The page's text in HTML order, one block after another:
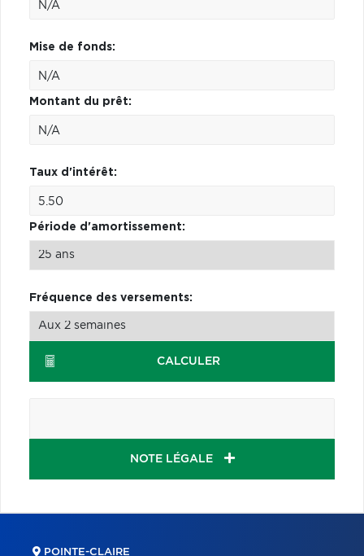
Mise de fonds:
Montant du prêt:
Taux d'intérêt:
Période d'amortissement:
Fréquence des versements:
CALCULER
NOTE LÉGALE
POINTE-CLAIRE